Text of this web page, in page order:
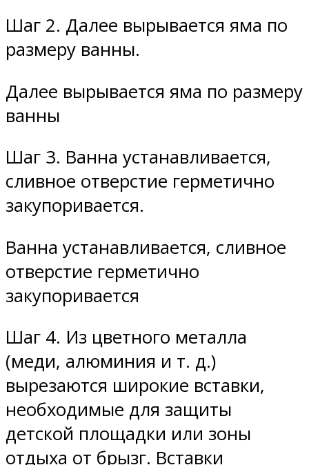
Шаг 2. Далее вырывается яма по
размеру ванны.
Далее вырывается яма по размеру
ванны
Шаг 3. Ванна устанавливается,
сливное отверстие герметично
закупоривается.
Ванна устанавливается, сливное
отверстие герметично
закупоривается
Шаг 4. Из цветного металла
(меди, алюминия и т. д.)
вырезаются широкие вставки,
необходимые для защиты
детской площадки или зоны
отдыха от брызг. Вставки